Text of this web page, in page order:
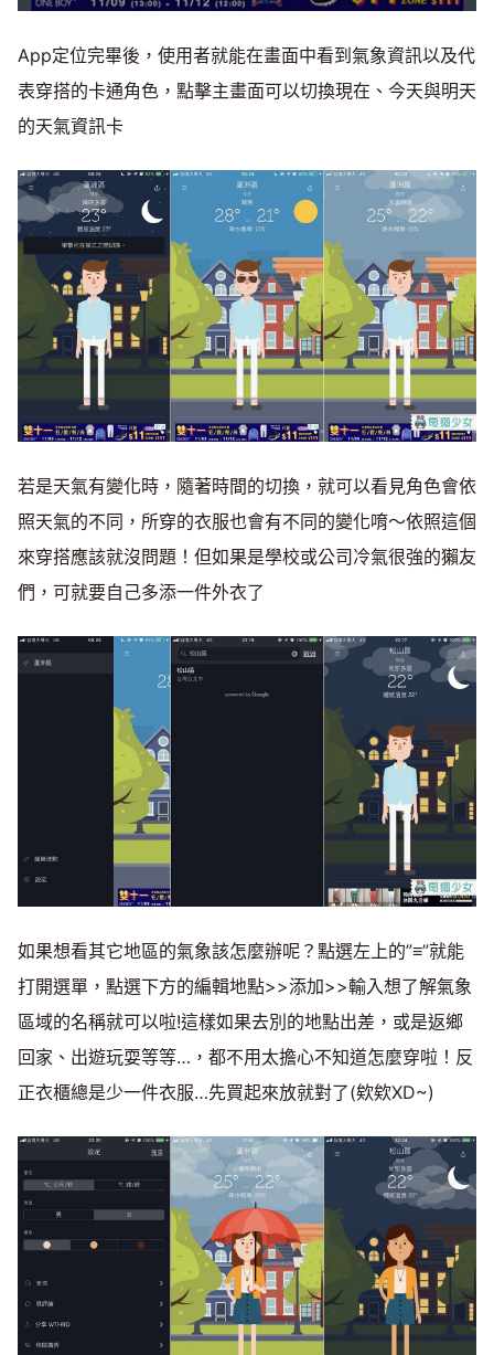
App定位完畢後，使用者就能在畫面中看到氣象資訊以及代
表穿搭的卡通角色，點擊主畫面可以切換現在、今天與明天
的天氣資訊卡
若是天氣有變化時，隨著時間的切換，就可以看見角色會依
照天氣的不同，所穿的衣服也會有不同的變化唷～依照這個
來穿搭應該就沒問題！但如果是學校或公司冷氣很強的獺友
們，可就要自己多添一件外衣了
如果想看其它地區的氣象該怎麼辦呢？點選左上的”≡”就能
打開選單，點選下方的編輯地點>>添加>>輸入想了解氣象
區域的名稱就可以啦!這樣如果去別的地點出差，或是返鄉
回家、出遊玩耍等等…，都不用太擔心不知道怎麼穿啦！反
正衣櫃總是少一件衣服…先買起來放就對了(欸欸XD~)